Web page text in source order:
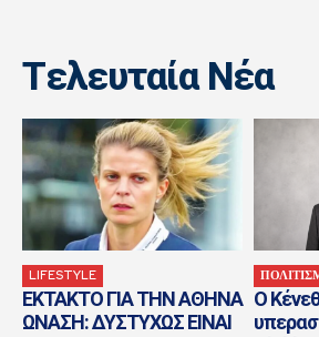
Tελευταία Nέα
LIFESTYLE
ΕΚΤΑΚΤΟ ΓΙΑ ΤΗΝ ΑΘΗΝΑ
ΩΝΑΣΗ: ΔΥΣΤΥΧΩΣ ΕΙΝΑΙ
Ο